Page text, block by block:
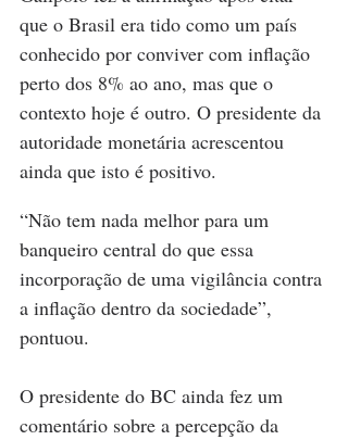
que o Brasil era tido como um país
conhecido por conviver com inflação
perto dos 8% ao ano, mas que o
contexto hoje é outro. O presidente da
autoridade monetária acrescentou
ainda que isto é positivo.
“Não tem nada melhor para um
banqueiro central do que essa
incorporação de uma vigilância contra
a inflação dentro da sociedade”,
pontuou.
O presidente do BC ainda fez um
comentário sobre a percepção da